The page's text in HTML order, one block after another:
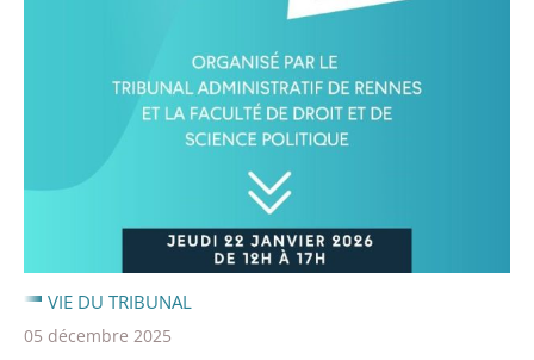
VIE DU TRIBUNAL
05 décembre 2025